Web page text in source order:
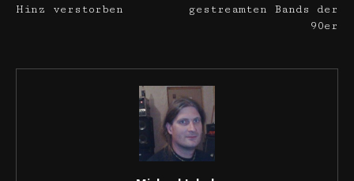
Hinz verstorben
gestreamten Bands der
90er